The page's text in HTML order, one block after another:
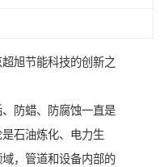
旭节能科技的创新之
防蜡、防腐蚀一直是
石油炼化、电力生
，管道和设备内部的